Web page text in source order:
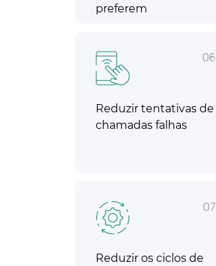
preferem
06
Reduzir tentativas de
chamadas falhas
07
Reduzir os ciclos de